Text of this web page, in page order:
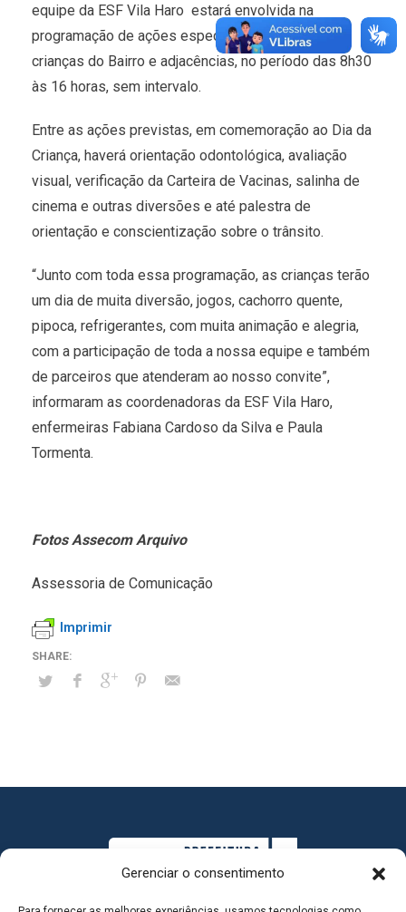
Gerenciar o consentimento
equipe da ESF Vila Haro estará envolvida na
programação de ações específicas voltadas às
crianças do Bairro e adjacências, no período das 8h30
às 16 horas, sem intervalo.
Entre as ações previstas, em comemoração ao Dia da
Criança, haverá orientação odontológica, avaliação
visual, verificação da Carteira de Vacinas, salinha de
cinema e outras diversões e até palestra de
orientação e conscientização sobre o trânsito.
“Junto com toda essa programação, as crianças terão
um dia de muita diversão, jogos, cachorro quente,
pipoca, refrigerantes, com muita animação e alegria,
com a participação de toda a nossa equipe e também
de parceiros que atenderam ao nosso convite”,
informaram as coordenadoras da ESF Vila Haro,
enfermeiras Fabiana Cardoso da Silva e Paula
Tormenta.
Fotos Assecom Arquivo
Assessoria de Comunicação
Imprimir